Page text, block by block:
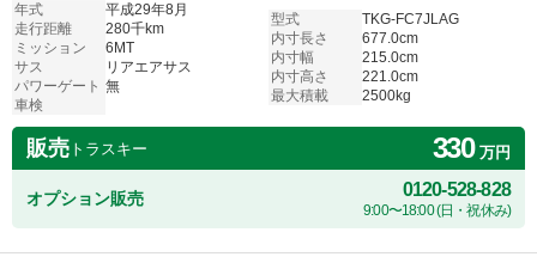
年式
平成29年8月
走行距離
280千km
ミッション
6MT
サス
リアエアサス
パワーゲート 無
車検
型式
TKG-FC7JLAG
内寸長さ
677.0cm
内寸幅
215.0cm
内寸高さ
221.0cm
最大積載
2500kg
販売 トラスキー 330万円
オプション販売 0120-528-828
9:00〜18:00 (日・祝休み)